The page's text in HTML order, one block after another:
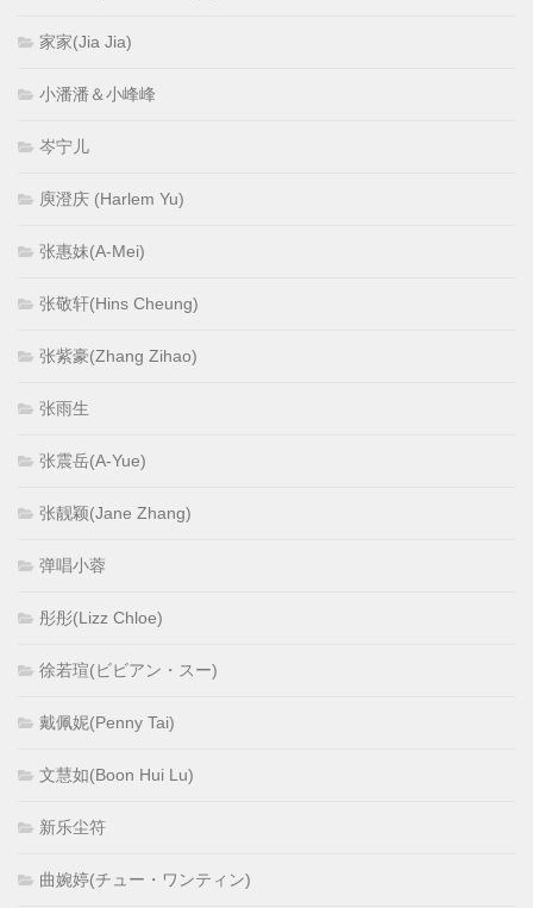
家家(Jia Jia)
小潘潘＆小峰峰
岑宁儿
庾澄庆 (Harlem Yu)
张惠妹(A-Mei)
张敬轩(Hins Cheung)
张紫豪(Zhang Zihao)
张雨生
张震岳(A-Yue)
张靓颖(Jane Zhang)
弹唱小蓉
彤彤(Lizz Chloe)
徐若瑄(ビビアン・スー)
戴佩妮(Penny Tai)
文慧如(Boon Hui Lu)
新乐尘符
曲婉婷(チュー・ワンティン)